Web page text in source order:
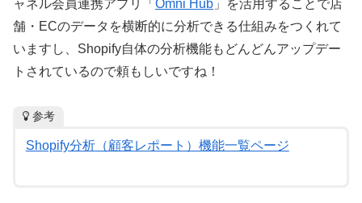
ャネル会員連携アプリ「 Omni Hub 」を活用することで店
舗・ECのデータを横断的に分析できる仕組みをつくれて
いますし、Shopify自体の分析機能もどんどんアップデー
トされているので頼もしいですね！
参考
Shopify分析（顧客レポート）機能一覧ページ